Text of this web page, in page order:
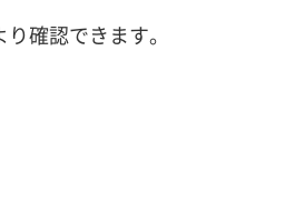
確認できます。